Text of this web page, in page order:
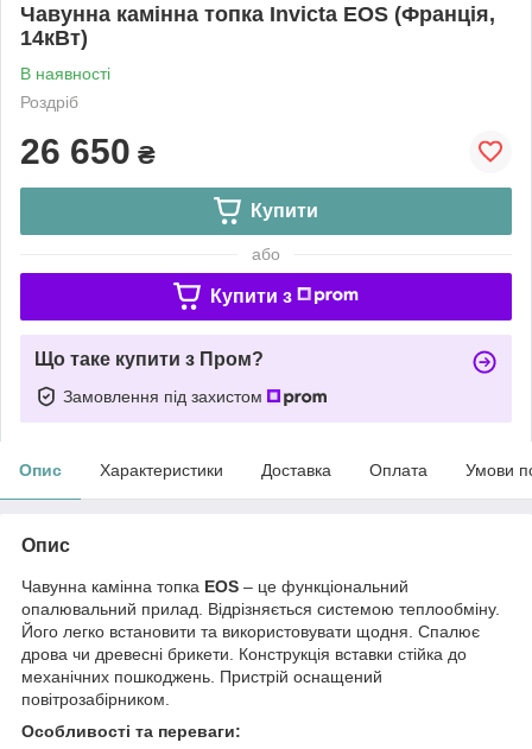
Чавунна камінна топка Invicta EOS (Франція,
14кВт)
В наявності
Роздріб
26 650 ₴
Купити
або
Купити з
Що таке купити з Пром?
Замовлення під захистом
Опис Характеристики Доставка Оплата Умови
Опис
Чавунна камінна топка EOS – це функціональний
опалювальний прилад. Відрізняється системою теплообміну.
Його легко встановити та використовувати щодня. Спалює
дрова чи древесні брикети. Конструкція вставки стійка до
механічних пошкоджень. Пристрій оснащений
повітрозабірником.
Особливості та переваги: